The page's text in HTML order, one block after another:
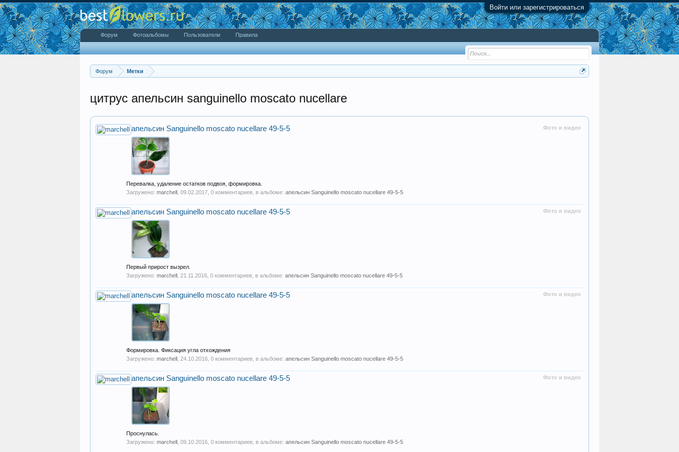
Войти или зарегистрироваться
Форум Метки
цитрус апельсин sanguinello moscato nucellare
Фото и видео
апельсин Sanguinello moscato nucellare 49-5-5
Перевалка, удаление остатков подвоя, формировка.
Загружено: marchell 09.02.2017 , 0 комментариев, в альбоме: апельсин Sanguinello moscato nucellare 49-5-5
Фото и видео
апельсин Sanguinello moscato nucellare 49-5-5
Первый прирост вызрел.
Загружено: marchell 21.11.2016 , 0 комментариев, в альбоме: апельсин Sanguinello moscato nucellare 49-5-5
Фото и видео
апельсин Sanguinello moscato nucellare 49-5-5
Формировка. Фиксация угла отхождения
Загружено: marchell 24.10.2016 , 0 комментариев, в альбоме: апельсин Sanguinello moscato nucellare 49-5-5
Фото и видео
апельсин Sanguinello moscato nucellare 49-5-5
Проснулась.
Загружено: marchell 09.10.2016 , 0 комментариев, в альбоме: апельсин Sanguinello moscato nucellare 49-5-5
Форум Фотоальбомы Пользователи Правила